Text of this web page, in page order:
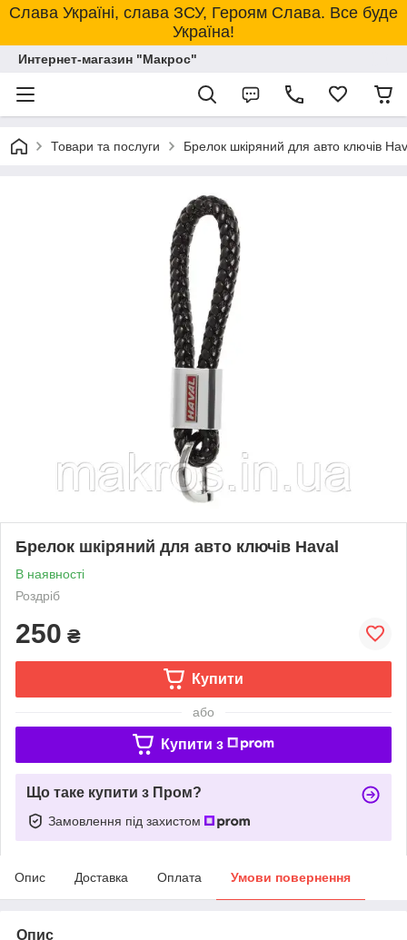
Слава Україні, слава ЗСУ, Героям Слава. Все буде
Україна!
Интернет-магазин "Макрос"
Товари та послуги Брелок шкіряний для авто ключів
Брелок шкіряний для авто ключів Haval
В наявності
Роздріб
250 ₴
Купити
або
Купити з
Що таке купити з Пром?
Замовлення під захистом
Опис Доставка Оплата Умови повернення
Опис